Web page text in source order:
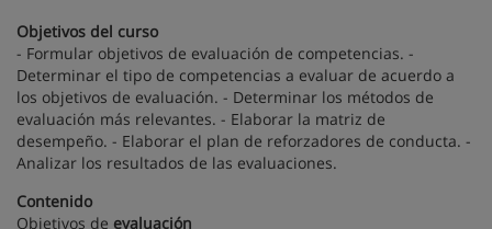
Objetivos del curso
- Formular objetivos de evaluación de competencias. -
Determinar el tipo de competencias a evaluar de acuerdo a
los objetivos de evaluación. - Determinar los métodos de
evaluación más relevantes. - Elaborar la matriz de
desempeño. - Elaborar el plan de reforzadores de conducta. -
Analizar los resultados de las evaluaciones.
Contenido
Objetivos de evaluación